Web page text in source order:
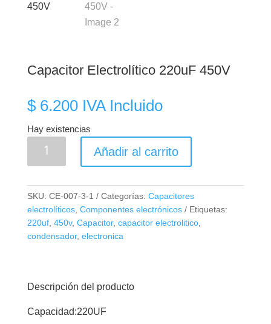
Capacitor Electrolítico 220uF 450V
$6.200 IVA Incluido
Hay existencias
Capacitor
450V
cantidad
Añadir al carrito
SKU: CE-007-3-1 Categorías: Capacitores
electrolíticos, Componentes electrónicos
Etiquetas:
220uf, 450v, Capacitor, capacitor electrolitico,
condensador, electronica
Descripción del producto
Capacidad:220UF